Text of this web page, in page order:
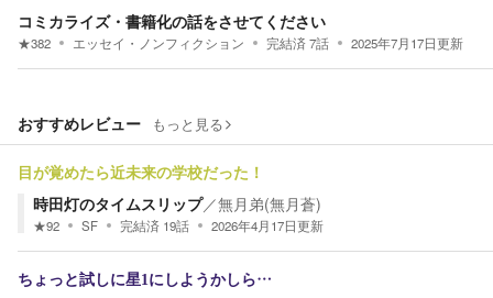
コミカライズ・書籍化の話をさせてください
★382 エッセイ・ノンフィクション 完結済7話 2025年7月17日更新
おすすめレビュー もっと見る
目が覚めたら近未来の学校だった！
時田灯のタイムスリップ／無月弟(無月蒼)
★92 SF 完結済 19話 2026年4月17日更新
ちょっと試しに星1にしようかしら…